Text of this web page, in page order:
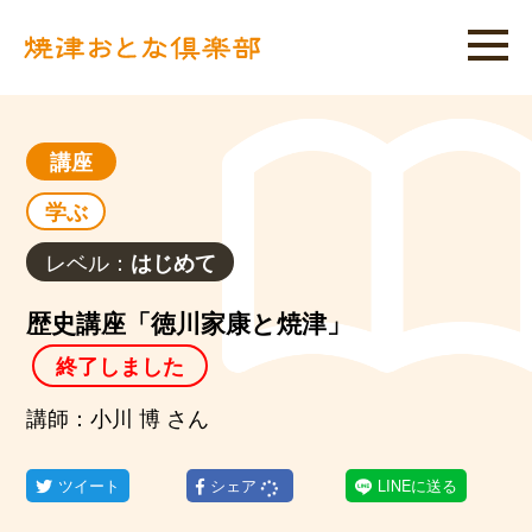
講座
学ぶ
レベル： はじめて
歴史講座「徳川家康と焼津」
終了しました
講師：小川 博 さん
ツイート シェア LINEに送る